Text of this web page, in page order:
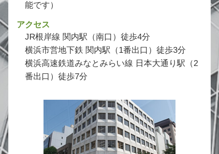
能です）
アクセス
JR根岸線 関内駅（南口）徒歩4分
横浜市営地下鉄 関内駅（1番出口）徒歩3分
横浜高速鉄道みなとみらい線 日本大通り駅（2
番出口）徒歩7分